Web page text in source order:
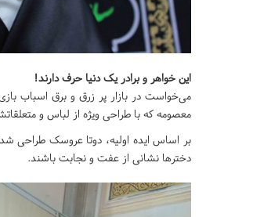
این خواهر و برادر یک دنیا حرف دارند!
می‌خواست در بازار پر زرق و برق اسباب
معصومه که با طراحی ویژه از لباس و
بر اساس ایده اولیه، دوتا عروسک طراحی
دخترها نشانی از عفت و نجابت باشند.